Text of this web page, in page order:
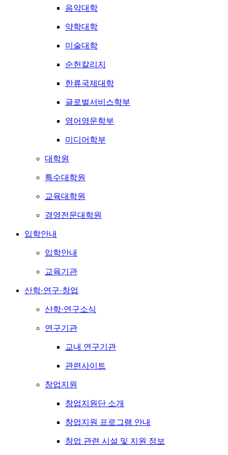
음악대학
약학대학
미술대학
순헌칼리지
한류국제대학
글로벌서비스학부
영어영문학부
미디어학부
대학원
특수대학원
교육대학원
경영전문대학원
입학안내
입학안내
교육기관
산학·연구·창업
산학·연구소식
연구기관
교내 연구기관
관련사이트
창업지원
창업지원단 소개
창업지원 프로그램 안내
창업 관련 시설 및 지원 정보